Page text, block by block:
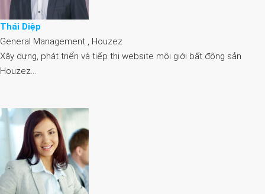
Thái Diệp
General Management , Houzez
Xây dựng, phát triển và tiếp thị website môi giới bất động sản
Houzez…